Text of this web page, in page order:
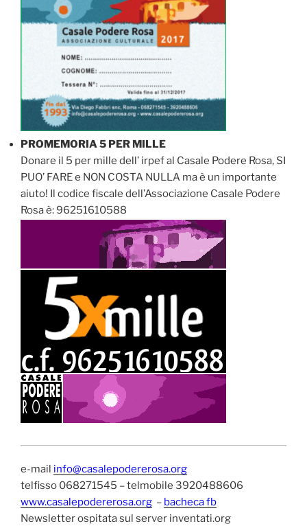
PROMEMORIA 5 PER MILLE
Donare il 5 per mille dell’ irpef al Casale Podere Rosa, SI
PUO’ FARE e NON COSTA NULLA ma è un importante
aiuto! Il codice fiscale dell’Associazione Casale Podere
Rosa è: 96251610588
e-mail info@casalepodererosa.org
telfisso 068271545 – telmobile 3920488606
www.casalepodererosa.org – bacheca fb
Newsletter ospitata sul server inventati.org